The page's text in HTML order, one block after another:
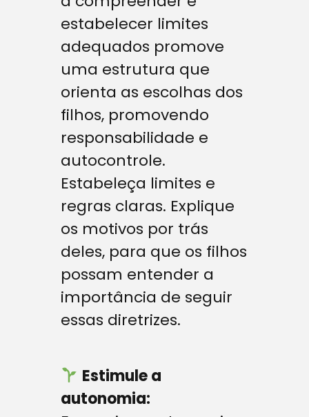
estabelecer limites
adequados promove
uma estrutura que
orienta as escolhas dos
filhos, promovendo
responsabilidade e
autocontrole.
Estabeleça limites e
regras claras. Explique
os motivos por trás
deles, para que os filhos
possam entender a
importância de seguir
essas diretrizes.
Estimule a
autonomia: